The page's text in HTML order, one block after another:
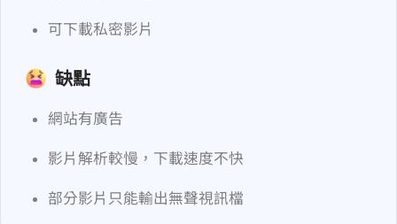
可下載私密影片
缺點
網站有廣告
影片解析較慢，下載速度不快
部分影片只能輸出無聲視訊檔